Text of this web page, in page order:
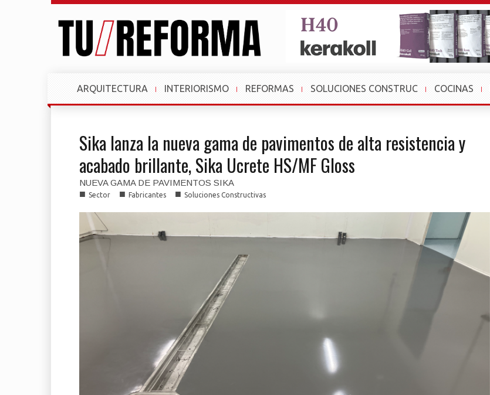
ARQUITECTURA INTERIORISMO REFORMAS SOLUCIONES CONSTRUC COCINAS
Sika lanza la nueva gama de pavimentos de alta resistencia y
acabado brillante, Sika Ucrete HS/MF Gloss
NUEVA GAMA DE PAVIMENTOS SIKA
■ Sector ■ Fabricantes ■ Soluciones Constructivas